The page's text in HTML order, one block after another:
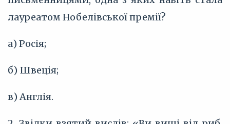
лауреатом Нобелівської премії?
а) Росія;
б) Швеція;
в) Англія.